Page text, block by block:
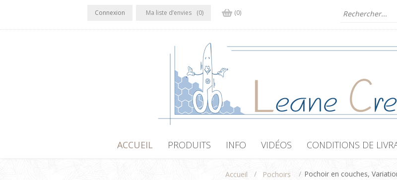
Connexion Ma liste d’envies (0) (0)
ACCUEIL PRODUITS INFO VIDÉOS CONDITIONS DE
Accueil / Pochoirs / Pochoir en couches,